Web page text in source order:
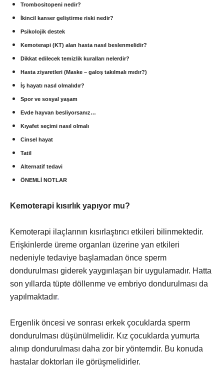
Trombositopeni nedir?
İkincil kanser geliştirme riski nedir?
Psikolojik destek
Kemoterapi (KT) alan hasta nasıl beslenmelidir?
Dikkat edilecek temizlik kuralları nelerdir?
Hasta ziyaretleri (Maske – galoş takılmalı mıdır?)
İş hayatı nasıl olmalıdır?
Spor ve sosyal yaşam
Evde hayvan besliyorsanız…
Kıyafet seçimi nasıl olmalı
Cinsel hayat
Tatil
Alternatif tedavi
ÖNEMLİ NOTLAR
Kemoterapi kısırlık yapıyor mu?
Kemoterapi ilaçlarının kısırlaştırıcı etkileri bilinmektedir.
Erişkinlerde üreme organları üzerine yan etkileri
nedeniyle tedaviye başlamadan önce sperm
dondurulması giderek yaygınlaşan bir uygulamadır. Hatta
son yıllarda tüpte döllenme ve embriyo dondurulması da
yapılmaktadır.
Ergenlik öncesi ve sonrası erkek çocuklarda sperm
dondurulması düşünülmelidir. Kız çocuklarda yumurta
alınıp dondurulması daha zor bir yöntemdir. Bu konuda
hastalar doktorları ile görüşmelidirler.